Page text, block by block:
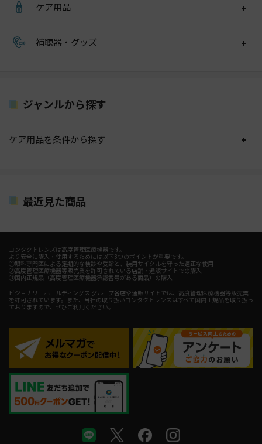
ケア用品
補聴器・グッズ
ジャンルから探す
ケア用品を条件から探す
最近見た商品
コンタクトレンズは高度管理医療機器です。
より安全に購入・使用するためには以下3つのポイントが重要です。
①眼科専門医による定期的な検診や受診と、装用サイクルを守った適正な使用
②高度管理医療機器等販売業を許可されている店舗・通販サイトでの購入
③国内正規品（高度管理医療機器承認番号がある商品）の購入
ビジョナリーホールディングス グループ各店や通販サイトでは、高度管理医療機器等販売業
を許可されています。また、当社の取り扱いコンタクトレンズはすべて国内正規品を取り扱っ
ておりますので、ぜひご利用ください。